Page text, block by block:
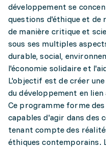
développement se
questions d'éthique et de
de manière critique et
sous ses multiples
durable, social,
l'économie solidaire et
L'objectif est de créer
du développement en
Ce programme forme
capables d'agir dans des
tenant compte des
éthiques contemporains.